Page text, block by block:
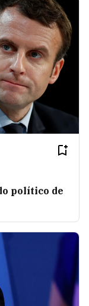
político de